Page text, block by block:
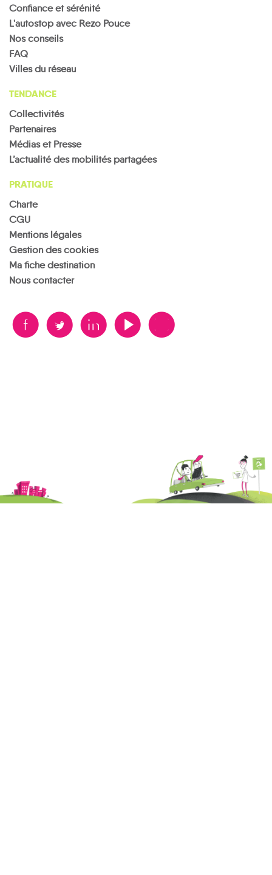
Confiance et sérénité
L'autostop avec Rezo Pouce
Nos conseils
FAQ
Villes du réseau
TENDANCE
Collectivités
Partenaires
Médias et Presse
L’actualité des mobilités partagées
PRATIQUE
Charte
CGU
Mentions légales
Gestion des cookies
Ma fiche destination
Nous contacter
B A D F V